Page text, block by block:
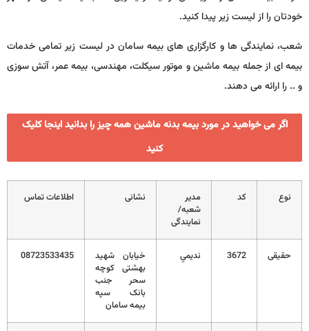
خودتان را از لیست زیر پیدا کنید.
شعب، نمایندگی ها و کارگزاری های بیمه سامان در لیست زیر تمامی خدمات
بیمه ای از جمله بیمه ماشین و موتور سیکلت، مهندسی، بیمه عمر، آتش سوزی
و .. را ارائه می دهند.
اگر می خواهید در مورد بیمه بدنه ماشین همه چیز را بدانید اینجا کلیک
کنید
نوع کد
مدیر
شعبه/
نمایندگی
نشانی اطلاعات تماس
حقیقی 3672 نديمي
خیابان شهید
بهشتی کوچه
سحر جنب
بانک سپه
بیمه سامان
08723533435